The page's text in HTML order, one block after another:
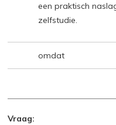
een praktisch
zelfstudie.
omdat
Vraag: